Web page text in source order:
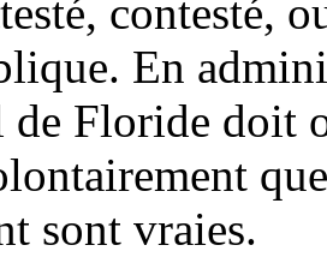
contesté,
En
Floride doit
sont vraies.